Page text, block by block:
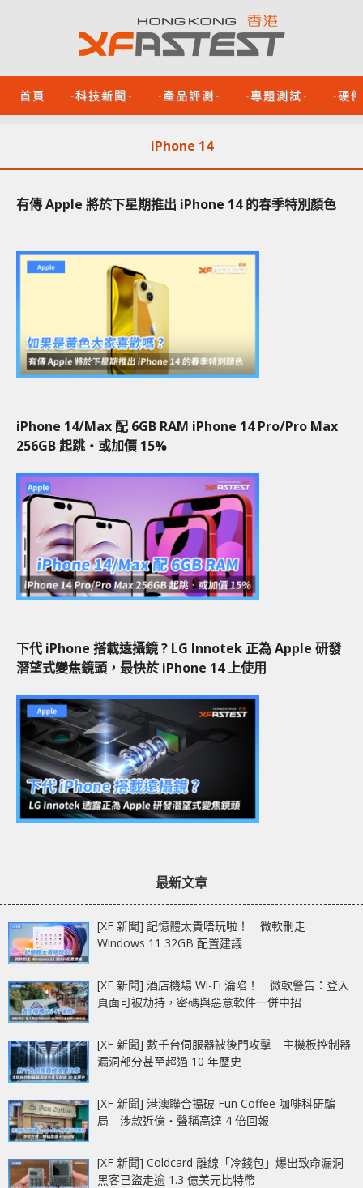
首頁 -科技新聞- -產品評測- -專題測試- -硬
iPhone 14
有傳 Apple 將於下星期推出 iPhone 14 的春季特別顏色
iPhone 14/Max 配 6GB RAM iPhone 14 Pro/Pro Max
256GB 起跳‧或加價 15%
下代 iPhone 搭載遠攝鏡 ? LG Innotek 正為 Apple 研發
潛望式變焦鏡頭，最快於 iPhone 14 上使用
最新文章
[XF 新聞] 記憶體太貴唔玩啦！ 微軟刪走
Windows 11 32GB 配置建議
[XF 新聞] 酒店機場 Wi-Fi 淪陷！ 微軟警告：登入
頁面可被劫持，密碼與惡意軟件一併中招
[XF 新聞] 數千台伺服器被後門攻擊 主機板控制器
漏洞部分甚至超過 10 年歷史
[XF 新聞] 港澳聯合搗破 Fun Coffee 咖啡科研騙
局 涉款近億‧聲稱高達 4 倍回報
[XF 新聞] Coldcard 離線「冷錢包」爆出致命漏洞
黑客已盜走逾 1.3 億美元比特幣